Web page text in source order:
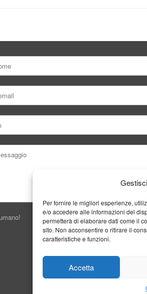
Per fornire le migliori esperienze,
e/o accedere alle informazioni del
permetterà di elaborare dati come il
sito. Non acconsentire o ritirare il
caratteristiche e funzioni.
Accetta